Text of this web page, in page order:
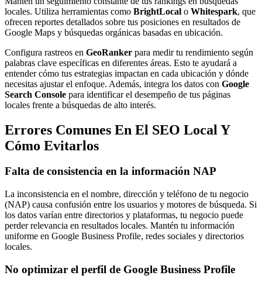
locales. Utiliza herramientas como BrightLocal o Whitespark, que
ofrecen reportes detallados sobre tus posiciones en resultados de
Google Maps y búsquedas orgánicas basadas en ubicación.
Configura rastreos en GeoRanker para medir tu rendimiento según
palabras clave específicas en diferentes áreas. Esto te ayudará a
entender cómo tus estrategias impactan en cada ubicación y dónde
necesitas ajustar el enfoque. Además, integra los datos con Google
Search Console para identificar el desempeño de tus páginas
locales frente a búsquedas de alto interés.
Errores Comunes En El SEO Local Y
Cómo Evitarlos
Falta de consistencia en la información NAP
La inconsistencia en el nombre, dirección y teléfono de tu negocio
(NAP) causa confusión entre los usuarios y motores de búsqueda. Si
los datos varían entre directorios y plataformas, tu negocio puede
perder relevancia en resultados locales. Mantén tu información
uniforme en Google Business Profile, redes sociales y directorios
locales.
No optimizar el perfil de Google Business Profile